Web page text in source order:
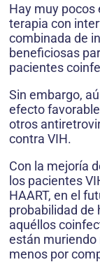
Hay muy pocos
terapia con
combinada de
beneficiosas
pacientes
Sin embargo,
efecto
otros
contra VIH.
Con la mejoría
los pacientes
HAART, en el
probabilidad de
aquéllos
están muriendo
menos por